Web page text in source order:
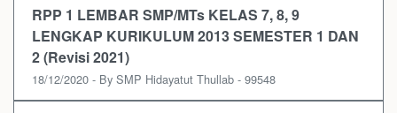
RPP 1 LEMBAR SMP/MTs KELAS 7, 8, 9
LENGKAP KURIKULUM 2013 SEMESTER 1 DAN
2 (Revisi 2021)
18/12/2020 - By SMP Hidayatut Thullab - 99548